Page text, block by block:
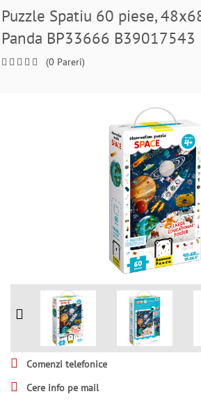
a
comanda
telefonic
Puzzle Spatiu 60 piese,
Panda BP33666 B39017543
(0 Pareri)
Comenzi telefonice
Cere info pe mail